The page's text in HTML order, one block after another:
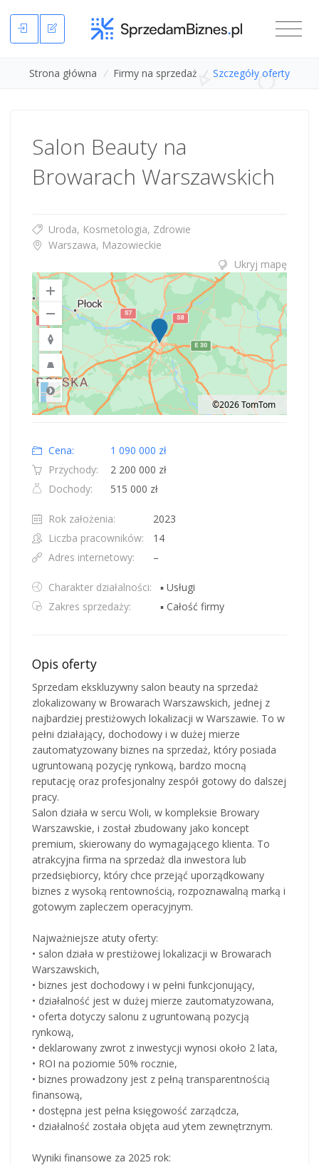
Strona główna / Firmy na sprzedaż / Szczegóły oferty
Salon Beauty na
Browarach Warszawskich
Uroda, Kosmetologia, Zdrowie
Warszawa, Mazowieckie
Ukryj mapę
Road
©2026 TomTom
Cena:
1 090 000 zł
Przychody:
2 200 000 zł
Dochody:
515 000 zł
Rok założenia:
2023
Liczba pracowników:
14
Adres internetowy:
–
Charakter działalności:
▪ Usługi
Zakres sprzedaży:
▪ Całość firmy
Opis oferty
Sprzedam ekskluzywny salon beauty na sprzedaż
zlokalizowany w Browarach Warszawskich, jednej z
najbardziej prestiżowych lokalizacji w Warszawie. To w
pełni działający, dochodowy i w dużej mierze
zautomatyzowany biznes na sprzedaż, który posiada
ugruntowaną pozycję rynkową, bardzo mocną
reputację oraz profesjonalny zespół gotowy do dalszej
pracy.
Salon działa w sercu Woli, w kompleksie Browary
Warszawskie, i został zbudowany jako koncept
premium, skierowany do wymagającego klienta. To
atrakcyjna firma na sprzedaż dla inwestora lub
przedsiębiorcy, który chce przejąć uporządkowany
biznes z wysoką rentownością, rozpoznawalną marką i
gotowym zapleczem operacyjnym.
Najważniejsze atuty oferty:
• salon działa w prestiżowej lokalizacji w Browarach
Warszawskich,
• biznes jest dochodowy i w pełni funkcjonujący,
• działalność jest w dużej mierze zautomatyzowana,
• oferta dotyczy salonu z ugruntowaną pozycją
rynkową,
• deklarowany zwrot z inwestycji wynosi około 2 lata,
• ROI na poziomie 50% rocznie,
• biznes prowadzony jest z pełną transparentnością
finansową,
• dostępna jest pełna księgowość zarządcza,
• działalność została objęta aud ytem zewnętrznym.
Wyniki finansowe za 2025 rok: